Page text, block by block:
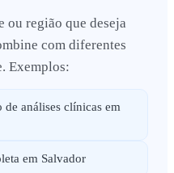
ou região que deseja
com diferentes
Exemplos:
de análises clínicas em
em Salvador